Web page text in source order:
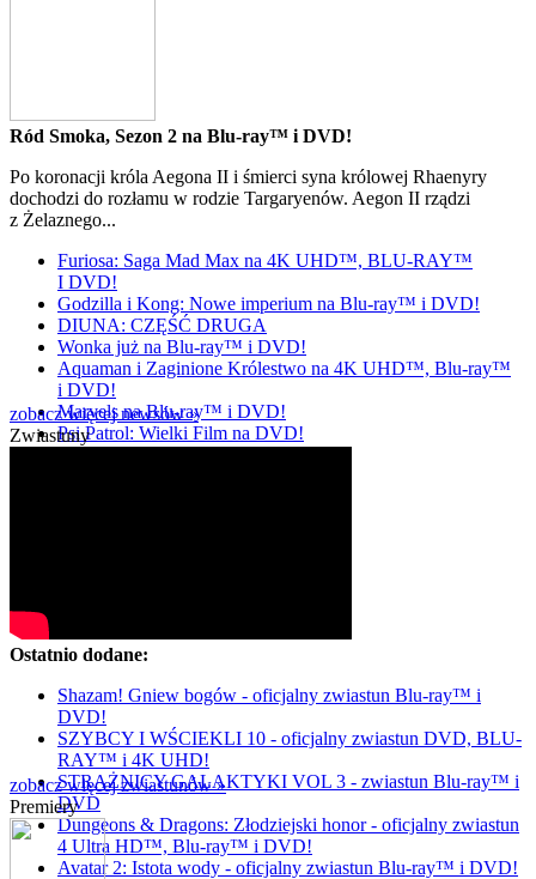
Ród Smoka, Sezon 2 na Blu-ray™ i DVD!
Po koronacji króla Aegona II i śmierci syna królowej Rhaenyry
dochodzi do rozłamu w rodzie Targaryenów. Aegon II rządzi
z Żelaznego...
Furiosa: Saga Mad Max na 4K UHD™, BLU-RAY™
I DVD!
Godzilla i Kong: Nowe imperium na Blu-ray™ i DVD!
DIUNA: CZĘŚĆ DRUGA
Wonka już na Blu-ray™ i DVD!
Aquaman i Zaginione Królestwo na 4K UHD™, Blu-ray™
i DVD!
Marvels na Blu-ray™ i DVD!
Psi Patrol: Wielki Film na DVD!
zobacz więcej newsów »
Zwiastuny
Ostatnio dodane:
Shazam! Gniew bogów - oficjalny zwiastun Blu-ray™ i
DVD!
SZYBCY I WŚCIEKLI 10 - oficjalny zwiastun DVD, BLU-
RAY™ i 4K UHD!
STRAŻNICY GALAKTYKI VOL 3 - zwiastun Blu-ray™ i
DVD
Dungeons & Dragons: Złodziejski honor - oficjalny zwiastun
4 Ultra HD™, Blu-ray™ i DVD!
Avatar 2: Istota wody - oficjalny zwiastun Blu-ray™ i DVD!
zobacz więcej zwiastunów »
Premiery